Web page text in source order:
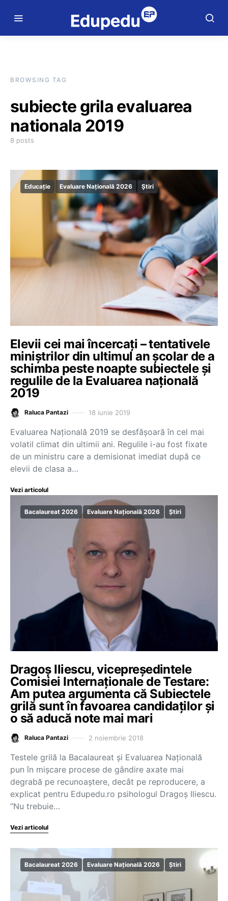
BROWSING TAG
subiecte grila evaluarea
nationala 2019
8 posts
Educație Evaluare Națională 2026 Știri
Elevii cei mai încercați – tentativele
miniștrilor din ultimul an școlar de a
schimba peste noapte subiectele și
regulile de la Evaluarea națională
2019
Raluca Pantazi 18 iunie 2019
Evaluarea Națională 2019 se desfășoară în cel mai
volatil climat din ultimii ani. Regulile i-au fost fixate
de un ministru care a demisionat imediat după ce
elevii de clasa a…
Vezi articolul
Bacalaureat 2026 Evaluare Națională 2026 Știri
Dragoș Iliescu, vicepreședintele
Comisiei Internaționale de Testare:
Am putea argumenta că Subiectele
grilă sunt în favoarea candidaților și
o să aducă note mai mari
Raluca Pantazi 2 noiembrie 2018
Testele grilă la Bacalaureat și Evaluarea Națională
pun în mișcare procese de gândire axate mai
degrabă pe recunoaștere, decât pe reproducere, a
explicat pentru Edupedu.ro psihologul Dragoș Iliescu.
“Nu trebuie…
Vezi articolul
Bacalaureat 2026 Evaluare Națională 2026 Știri